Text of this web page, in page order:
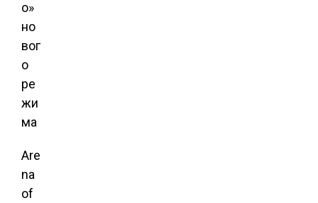
Are
na
of